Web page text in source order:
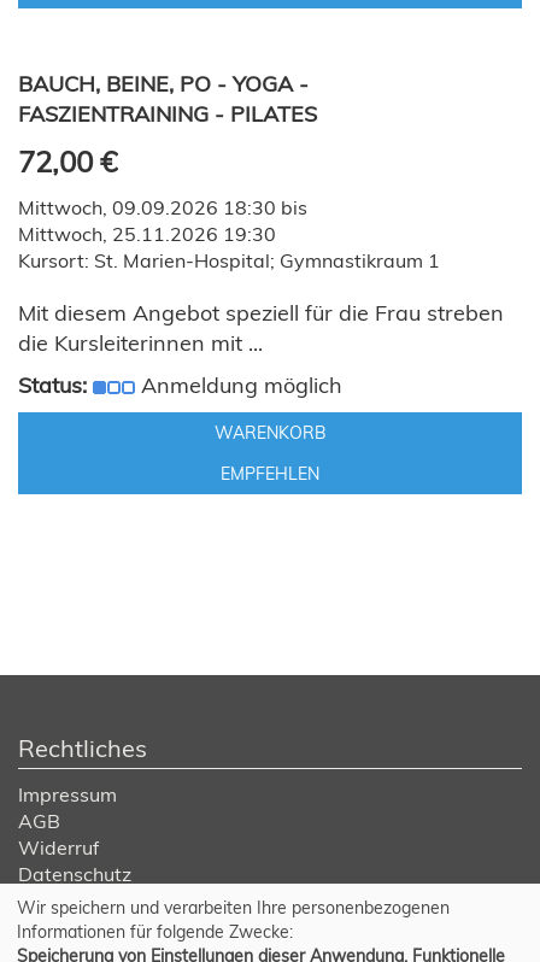
BAUCH, BEINE, PO - YOGA -
FASZIENTRAINING - PILATES
72,00 €
Mittwoch, 09.09.2026 18:30 bis
Mittwoch, 25.11.2026 19:30
Kursort: St. Marien-Hospital; Gymnastikraum 1
Mit diesem Angebot speziell für die Frau streben
die Kursleiterinnen mit ...
Status:
Anmeldung möglich
WARENKORB
EMPFEHLEN
Rechtliches
Impressum
AGB
Widerruf
Datenschutz
Cookie Einstellungen
Wir speichern und verarbeiten Ihre personenbezogenen
Informationen für folgende Zwecke:
Speicherung von Einstellungen dieser Anwendung, Funktionelle